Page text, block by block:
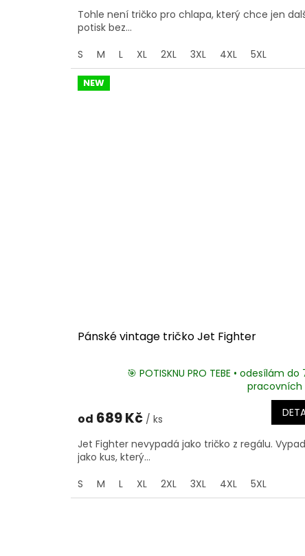
Tohle není tričko pro chlapa, který chce jen
potisk bez...
S
M L XL 2XL 3XL 4XL 5XL
NEW
Pánské vintage tričko Jet Fighter
🎯 POTISKNU PRO TEBE • odesílám do
pracovních
od 689 Kč / ks
Jet Fighter nevypadá jako tričko z regálu.
jako kus, který...
S
M L XL 2XL 3XL 4XL 5XL